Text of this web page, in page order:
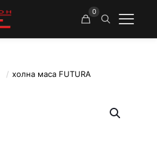
0
/ холна маса FUTURA